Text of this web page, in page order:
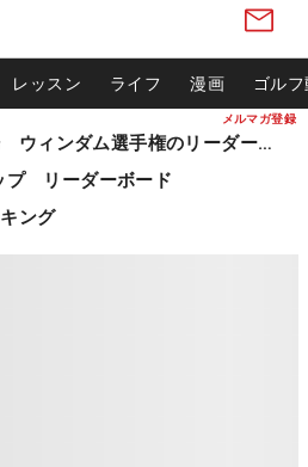
メルマガ登録
レッスン ライフ 漫画 ゴル
松山英樹ら出場 ウィンダム選手権のリーダーボード
プ リーダーボード
ング